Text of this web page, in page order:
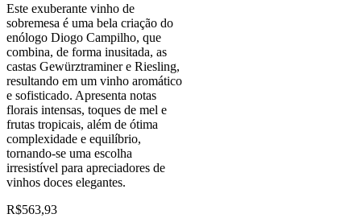
Este exuberante vinho de
sobremesa é uma bela criação do
enólogo Diogo Campilho, que
combina, de forma inusitada, as
castas Gewürztraminer e Riesling,
resultando em um vinho aromático
e sofisticado. Apresenta notas
florais intensas, toques de mel e
frutas tropicais, além de ótima
complexidade e equilíbrio,
tornando-se uma escolha
irresistível para apreciadores de
vinhos doces elegantes.
R$563,93